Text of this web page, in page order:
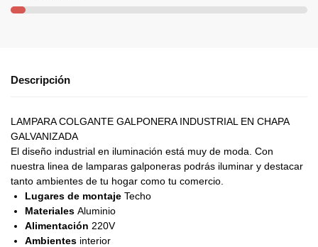
Descripción
LAMPARA COLGANTE GALPONERA INDUSTRIAL EN CHAPA
GALVANIZADA
El diseño industrial en iluminación está muy de moda. Con
nuestra linea de lamparas galponeras podrás iluminar y destacar
tanto ambientes de tu hogar como tu comercio.
Lugares de montaje Techo
Materiales Aluminio
Alimentación 220V
Ambientes interior